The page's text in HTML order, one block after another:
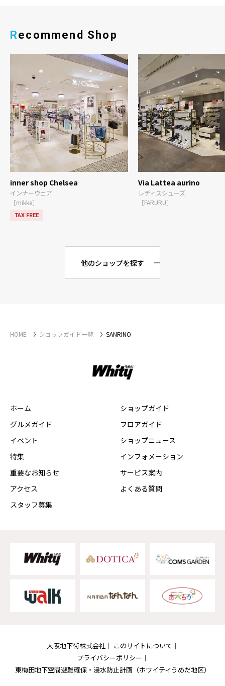
Recommend Shop
inner shop Chelsea
インナーウェア
［mikke］
TAX FREE
Via Lattea aurino
レディスシューズ
［FARURU］
他のショップを探す
HOME ショップガイド一覧 SANRINO
ホーム
グルメガイド
イベント
特集
重要なお知らせ
アクセス
スタッフ募集
ショップガイド
フロアガイド
ショップニュース
インフォメーション
サービス案内
よくある質問
大阪地下街株式会社
このサイトについて
プライバシーポリシー
東梅田地下空間避難確保・浸水防止計画（ホワイティうめだ地区）